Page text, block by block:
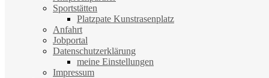
Sportstätten
Platzpate Kunstrasenplatz
Anfahrt
Jobportal
Datenschutzerklärung
meine Einstellungen
Impressum